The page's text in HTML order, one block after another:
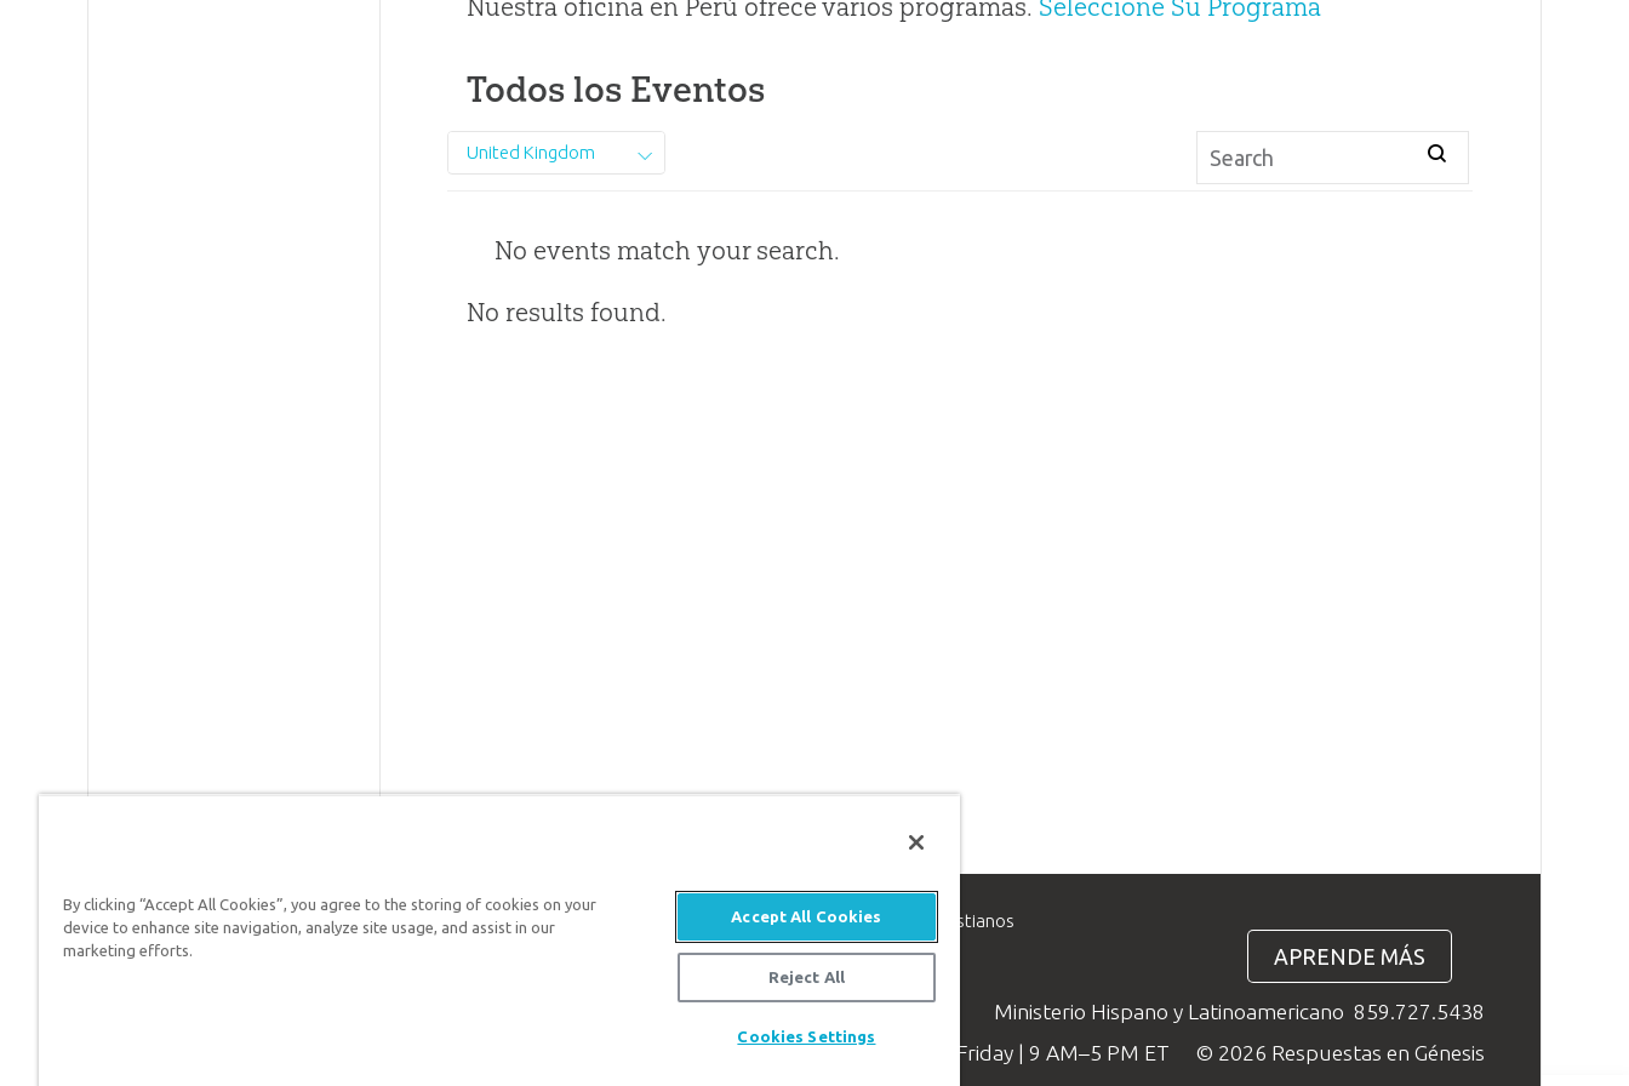
Nuestra oficina en Perú ofrece varios programas. Seleccione Su Programa
Todos los Eventos
United Kingdom
No events match your search.
No results found.
Respuestas en Génesis es un ministerio de apologética, dedicado a ayudar a los cristianos
defender su fe y proclamar el evangelio de Jesucristo.
APRENDE MÁS
Ministerio Hispano y Latinoamericano 859.727.5438
Available Monday–Friday | 9 AM–5 PM ET
© 2026 Respuestas en Génesis
By clicking “Accept All Cookies”, you agree to the storing of cookies on your
device to enhance site navigation, analyze site usage, and assist in our
marketing efforts.
Accept All Cookies
Reject All
Cookies Settings